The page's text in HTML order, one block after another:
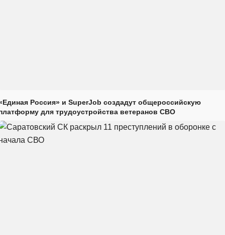
Россия» и SuperJob создадут общероссийскую
для трудоустройства ветеранов СВО